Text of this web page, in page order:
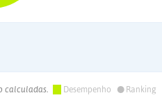
calculadas. Desempenho •
Ranking